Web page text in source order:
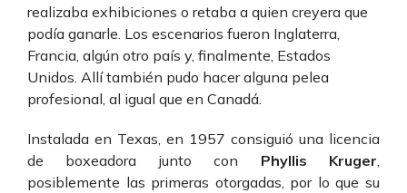
realizaba exhibiciones o retaba a quien creyera que
podía ganarle. Los escenarios fueron Inglaterra,
Francia, algún otro país y, finalmente, Estados
Unidos. Allí también pudo hacer alguna pelea
profesional, al igual que en Canadá.
Instalada en Texas, en 1957 consiguió una licencia
de boxeadora junto con Phyllis Kruger
posiblemente las primeras otorgadas, por lo que su